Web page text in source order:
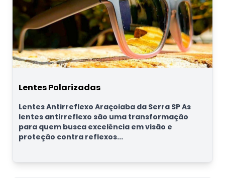
Lentes Polarizadas
Lentes Antirreflexo Araçoiaba da Serra SP As
lentes antirreflexo são uma transformação
para quem busca excelência em visão e
proteção contra reflexos...